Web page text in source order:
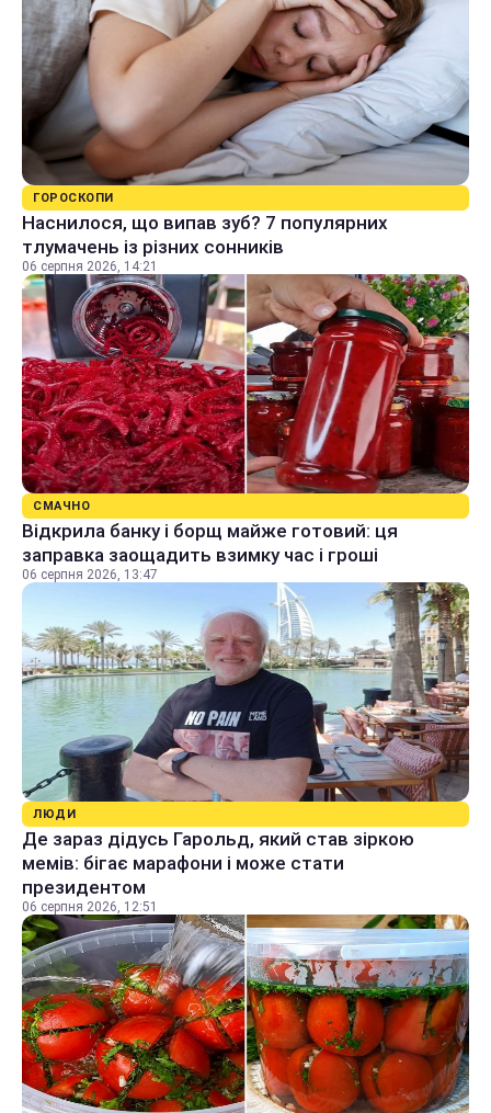
ГОРОСКОПИ
Наснилося, що випав зуб? 7 популярних
тлумачень із різних сонників
06 серпня 2026, 14:21
СМАЧНО
Відкрила банку і борщ майже готовий: ця
заправка заощадить взимку час і гроші
06 серпня 2026, 13:47
ЛЮДИ
Де зараз дідусь Гарольд, який став зіркою
мемів: бігає марафони і може стати
президентом
06 серпня 2026, 12:51